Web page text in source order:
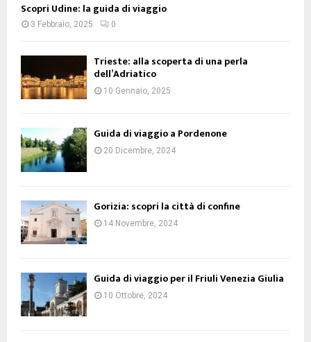
Scopri Udine: la guida di viaggio
3 Febbraio, 2025 0
Trieste: alla scoperta di una perla
dell’Adriatico
10 Gennaio, 2025
Guida di viaggio a Pordenone
20 Dicembre, 2024
Gorizia: scopri la città di confine
14 Novembre, 2024
Guida di viaggio per il Friuli Venezia Giulia
10 Ottobre, 2024